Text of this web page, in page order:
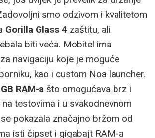
smo odzivom i kvalitetom
Gorilla Glass 4 zaštitu, ali
biti veća. Mobitel ima
navigaciju koje je moguće
kao i custom Noa launcher.
RAM-a što omogućava brz i
testovima i u svakodnevnom
pokazala značajno bržom od
isti čipset i gigabajt RAM-a